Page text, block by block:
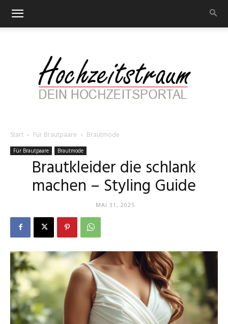
–
Portal
Start Für Brautpaare Brautmode
Für Brautpaare Brautmode
Brautkleider die schlank
machen – Styling Guide
MAI 31, 2025